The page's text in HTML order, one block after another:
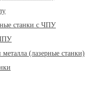
станки с ЧПУ
(лазерные станки)